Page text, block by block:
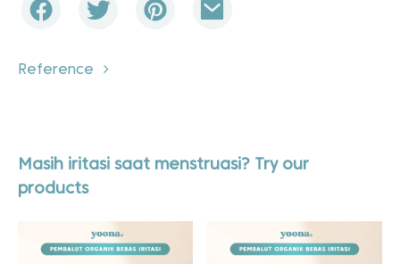
Reference
Masih iritasi saat menstruasi? Try our
products